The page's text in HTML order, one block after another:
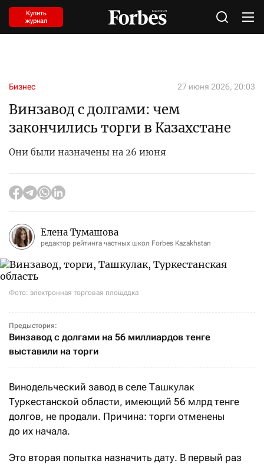
Купить
журнал
Бизнес 27 июня 2026, 20:03
Винзавод с долгами: чем
закончились торги в Казахстане
Они были назначены на 26 июня
Елена Тумашова
редактор рейтинга частных школ Forbes Kazakhstan
Фото: электронная торговая площадка
Предыстория:
Винзавод с долгами на 56 миллиардов тенге
выставили на торги
Винодельческий завод в селе Ташкулак
Туркестанской области, имеющий 56 млрд тенге
долгов, не продали. Причина: торги отменены
до их начала.
Это вторая попытка назначить дату. В первый раз